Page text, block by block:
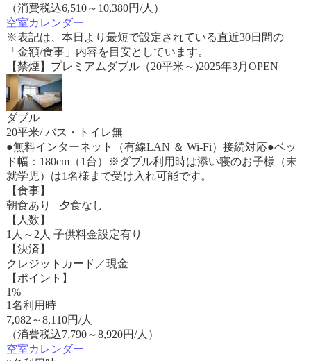
（消費税込6,510～10,380円/人）
空室カレンダー
※表記は、本日より最短で設定されている直近30日間の
「金額/食事」内容を目安としています。
【禁煙】プレミアムダブル（20平米～)2025年3月OPEN
ダブル
20平米/ バス・トイレ無
●無料インターネット（有線LAN ＆ Wi-Fi）接続対応●ベッ
ド幅：180cm（1台）※ダブル利用時は添い寝のお子様（未
就学児）は1名様まで受け入れ可能です。
【食事】
朝食あり 夕食なし
【人数】
1人～2人 子供料金設定有り
【決済】
クレジットカード／現金
【ポイント】
1%
1名利用時
7,082 ～8,110円/人
（消費税込7,790～8,920円/人）
空室カレンダー